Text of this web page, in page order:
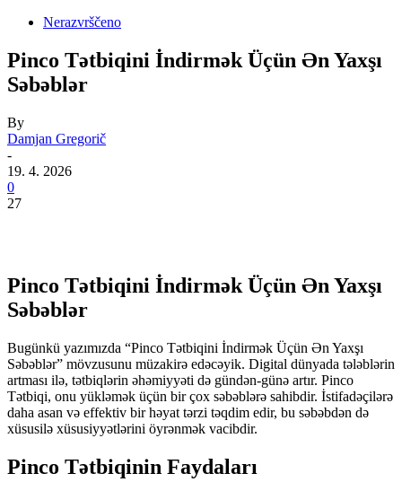
Nerazvrščeno
Pinco Tətbiqini İndirmək Üçün Ən Yaxşı
Səbəblər
By
Damjan Gregorič
-
19. 4. 2026
0
27
Pinco Tətbiqini İndirmək Üçün Ən Yaxşı
Səbəblər
Bugünkü yazımızda “Pinco Tətbiqini İndirmək Üçün Ən Yaxşı
Səbəblər” mövzusunu müzakirə edəcəyik. Digital dünyada tələblərin
artması ilə, tətbiqlərin əhəmiyyəti də gündən-günə artır. Pinco
Tətbiqi, onu yükləmək üçün bir çox səbəblərə sahibdir. İstifadəçilərə
daha asan və effektiv bir həyat tərzi təqdim edir, bu səbəbdən də
xüsusilə xüsusiyyətlərini öyrənmək vacibdir.
Pinco Tətbiqinin Faydaları